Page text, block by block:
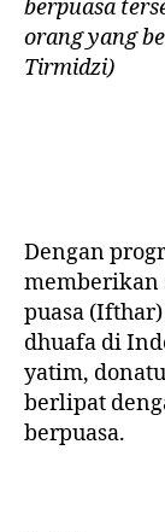
berpuasa
orang yang
Tirmidzi)
Dengan
memberikan
puasa
dhuafa di
yatim,
berlipat
berpuasa.